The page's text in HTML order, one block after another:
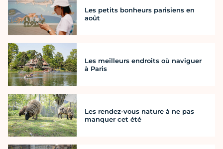
Les petits bonheurs parisiens en
août
Les meilleurs endroits où naviguer
à Paris
Les rendez-vous nature à ne pas
manquer cet été